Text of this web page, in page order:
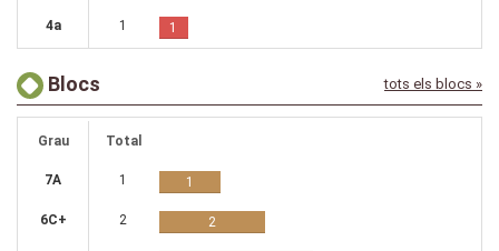
4a 1 1
Blocs tots els blocs »
Grau Total
7A 1 1
6C+ 2 2